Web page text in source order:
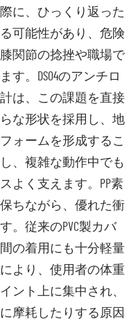
に、ひっくり返った
可能性があり、危険
関節の捻挫や職場で
す。DS04のアンチロ
は、この課題を直接
な形状を採用し、地
ォームを形成するこ
、複雑な動作中でも
よく支えます。PP素
ちながら、優れた衝
。従来のPVC製カバ
の着用にも十分軽量
より、使用者の体重
ント上に集中され、
摩耗したりする原因